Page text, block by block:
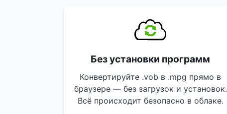
Без установки программ
Конвертируйте .vob в .mpg прямо в
браузере — без загрузок и установок.
Всё происходит безопасно в облаке.